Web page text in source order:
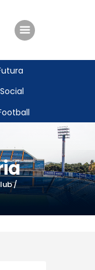
Social